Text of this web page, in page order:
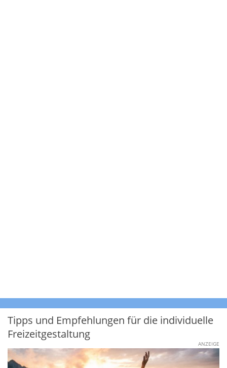
Tipps und Empfehlungen für die individuelle
Freizeitgestaltung
ANZEIGE